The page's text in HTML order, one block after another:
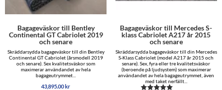
Bagageväskor till Bentley
Continental GT Cabriolet 2019
och senare
Skräddarsydda bagageväskor till din Bentley
Continental GT Cabriolet (årsmodell 2019
och senare). Sex kvalitetsväskor som
maximerar användandet av hela
bagageutrymmet...
43,895.00kr
Bagageväskor till Mercedes S-
klass Cabriolet A217 år 2015
och senare
Skräddarsydda bagageväskor till din Mercedes
S-Klass Cabriolet (model A217 år 2015 och
senare). Sex, fyra eller tre kvalitetsväskor
(beroende på ljudsystem) som maximerar
användandet av hela bagageutrymmet, även
med taket nerfällt...